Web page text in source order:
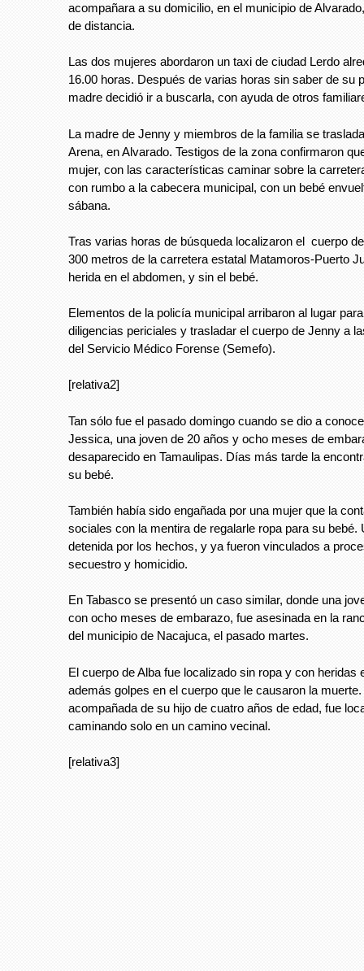
acompañara a su domicilio, en el municipio de
de distancia.
Las dos mujeres abordaron un taxi de ciudad Lerdo
16.00 horas. Después de varias horas sin saber de su
madre decidió ir a buscarla, con ayuda de otros
La madre de Jenny y miembros de la familia se
Arena, en Alvarado. Testigos de la zona confirmaron
mujer, con las características caminar sobre la
con rumbo a la cabecera municipal, con un bebé
sábana.
Tras varias horas de búsqueda localizaron el cuerpo
300 metros de la carretera estatal Matamoros-Puerto
herida en el abdomen, y sin el bebé.
Elementos de la policía municipal arribaron al lugar
diligencias periciales y trasladar el cuerpo de Jenny a
del Servicio Médico Forense (Semefo).
[relativa2]
Tan sólo fue el pasado domingo cuando se dio a
Jessica, una joven de 20 años y ocho meses de
desaparecido en Tamaulipas. Días más tarde la
su bebé.
También había sido engañada por una mujer que la
sociales con la mentira de regalarle ropa para su bebé.
detenida por los hechos, y ya fueron vinculados a
secuestro y homicidio.
En Tabasco se presentó un caso similar, donde una
con ocho meses de embarazo, fue asesinada en la
del municipio de Nacajuca, el pasado martes.
El cuerpo de Alba fue localizado sin ropa y con heridas
además golpes en el cuerpo que le causaron la
acompañada de su hijo de cuatro años de edad, fue
caminando solo en un camino vecinal.
[relativa3]